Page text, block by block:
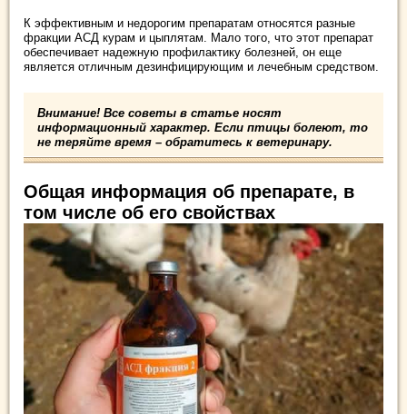
К эффективным и недорогим препаратам относятся разные
фракции АСД курам и цыплятам. Мало того, что этот препарат
обеспечивает надежную профилактику болезней, он еще
является отличным дезинфицирующим и лечебным средством.
Внимание! Все советы в статье носят
информационный характер. Если птицы болеют, то
не теряйте время – обратитесь к ветеринару.
Общая информация об препарате, в
том числе об его свойствах